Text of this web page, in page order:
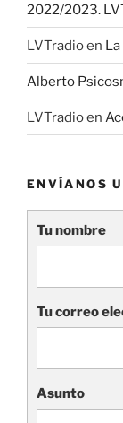
2022/2023.
LVTradioen
Alberto
LVTradioen
ENVÍANOS
Tu nombre
Tu correo
Asunto